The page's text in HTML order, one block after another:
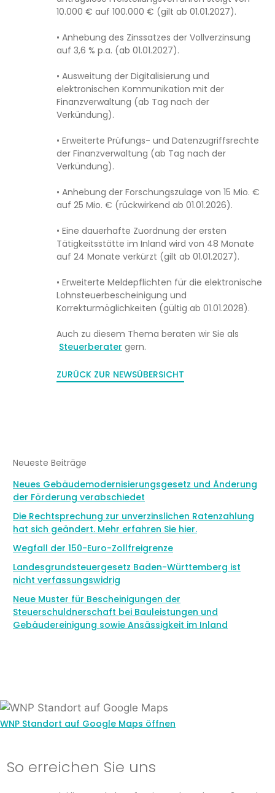
10.000 € auf 100.000 € (gilt ab 01.01.2027).
• Anhebung des Zinssatzes der Vollverzinsung
auf 3,6 % p.a. (ab 01.01.2027).
• Ausweitung der Digitalisierung und
elektronischen Kommunikation mit der
Finanzverwaltung (ab Tag nach der
Verkündung).
• Erweiterte Prüfungs- und Datenzugriffsrechte
der Finanzverwaltung (ab Tag nach der
Verkündung).
• Anhebung der Forschungszulage von 15 Mio. €
auf 25 Mio. € (rückwirkend ab 01.01.2026).
• Eine dauerhafte Zuordnung der ersten
Tätigkeitsstätte im Inland wird von 48 Monate
auf 24 Monate verkürzt (gilt ab 01.01.2027).
• Erweiterte Meldepflichten für die elektronische
Lohnsteuerbescheinigung und
Korrekturmöglichkeiten (gültig ab 01.01.2028).
Auch zu diesem Thema beraten wir Sie als
Steuerberater gern.
ZURÜCK ZUR NEWSÜBERSICHT
Neueste Beiträge
Neues Gebäudemodernisierungsgesetz und Änderung
der Förderung verabschiedet
Die Rechtsprechung zur unverzinslichen Ratenzahlung
hat sich geändert. Mehr erfahren Sie hier.
Wegfall der 150-Euro-Zollfreigrenze
Landesgrundsteuergesetz Baden-Württemberg ist
nicht verfassungswidrig
Neue Muster für Bescheinigungen der
Steuerschuldnerschaft bei Bauleistungen und
Gebäudereinigung sowie Ansässigkeit im Inland
WNP Standort auf Google Maps öffnen
So erreichen Sie uns